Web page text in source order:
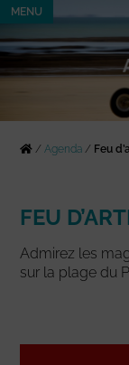
MENU
/Agenda / Feu
FEU
Admirez les
sur la plage du